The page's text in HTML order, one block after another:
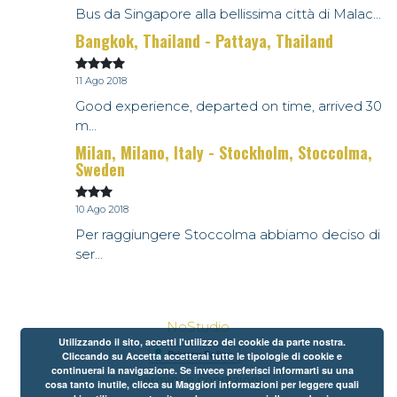
Bus da Singapore alla bellissima città di Malac...
Bangkok, Thailand - Pattaya, Thailand
11 Ago 2018
Good experience, departed on time, arrived 30
m...
Milan, Milano, Italy - Stockholm, Stoccolma,
Sweden
10 Ago 2018
Per raggiungere Stoccolma abbiamo deciso di
ser...
Utilizzando il sito, accetti l'utilizzo dei cookie da parte nostra.
Cliccando su Accetta accetterai tutte le tipologie di cookie e
continuerai la navigazione. Se invece preferisci informarti su una
cosa tanto inutile, clicca su Maggiori informazioni per leggere quali
NoStudio
Termini e condizioni